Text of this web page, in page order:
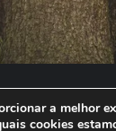
©
a melhor
cookies